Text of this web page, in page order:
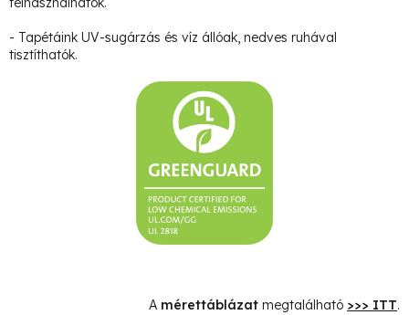
- Tapétáink UV-sugárzás és víz állóak, nedves ruhával
tisztíthatók.
A mérettáblázat megtalálható >>> ITT.